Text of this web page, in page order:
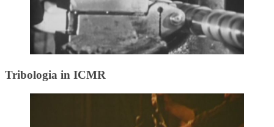
Tribologia in ICMR